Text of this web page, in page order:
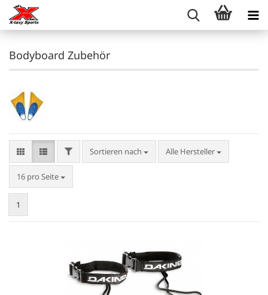
Bodyboard Zubehör
FILTERSortieren nach
Sortieren nach Alle Hersteller
16 pro Seite
pro Seite
1